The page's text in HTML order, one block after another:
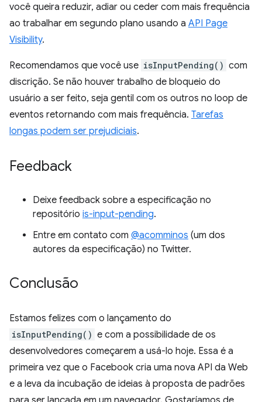
você queira reduzir, adiar ou ceder com mais frequência
ao trabalhar em segundo plano usando a API Page
Visibility.
Recomendamos que você use isInputPending() com
discrição. Se não houver trabalho de bloqueio do
usuário a ser feito, seja gentil com os outros no loop de
eventos retornando com mais frequência. Tarefas
longas podem ser prejudiciais.
Feedback
Deixe feedback sobre a especificação no
repositório is-input-pending.
Entre em contato com @acomminos (um dos
autores da especificação) no Twitter.
Conclusão
Estamos felizes com o lançamento do
isInputPending() e com a possibilidade de os
desenvolvedores começarem a usá-lo hoje. Essa é a
primeira vez que o Facebook cria uma nova API da Web
e a leva da incubação de ideias à proposta de padrões